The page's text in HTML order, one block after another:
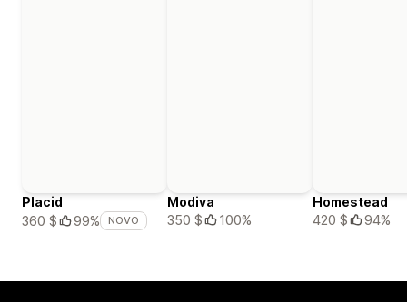
Placid
360 $
99% NOVO
Modiva
350 $
100%
Homestead
420 $
94%